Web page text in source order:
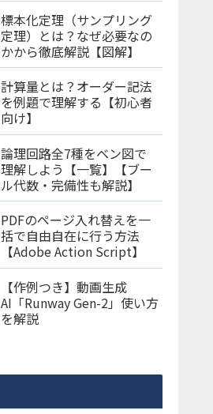
標本化定理（サンプリング
定理）とは？なぜ必要なの
かから徹底解説【図解】
計算量とは？オーダー記法
を例題で理解する【初心者
向け】
論理回路全7種をベン図で
理解しよう【一覧】【ブー
ル代数・完備性も解説】
PDFのページ入れ替えを一
括で自由自在に行う方法
【Adobe Action Script】
【作例つき】動画生成
AI「Runway Gen-2」使い方
を解説